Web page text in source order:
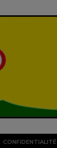
CONFIDENTIALITÉ